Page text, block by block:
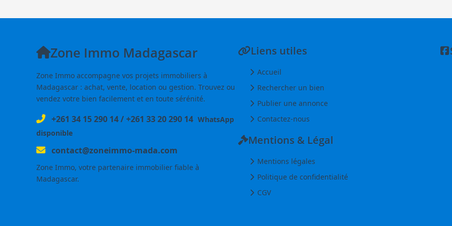
Zone Immo Madagascar
Zone Immo accompagne vos projets immobiliers à
Madagascar : achat, vente, location ou gestion. Trouvez ou
vendez votre bien facilement et en toute sérénité.
+261 34 15 290 14/+261 33 20 290 14 WhatsApp
disponible
contact@zoneimmo-mada.com
Zone Immo, votre partenaire immobilier fiable à
Madagascar.
Liens utiles
Accueil
Rechercher un bien
Publier une annonce
Contactez-nous
Mentions & Légal
Mentions légales
Politique de confidentialité
CGV